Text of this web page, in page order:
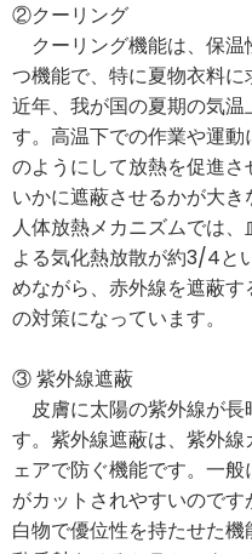
②クーリング
クーリング機能は、保温
つ機能で、特に夏物衣料に
近年、我が国の夏期の気
す。高温下での作業や運
のようにして放熱を促進
いかに遮蔽させるかが大き
人体放熱メカニズムでは
よる気化熱放散が約3/4と
めながら、赤外線を遮蔽
の対策になっています。
③ 紫外線遮蔽
皮膚に太陽の紫外線が長
す。紫外線遮蔽は、紫外
ェアで防ぐ機能です。一
がカットされやすいので
白物で優位性を持たせた